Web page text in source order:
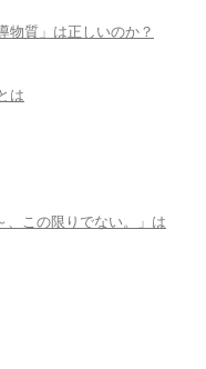
物質」は正しいのか？
は
、この限りでない。」は